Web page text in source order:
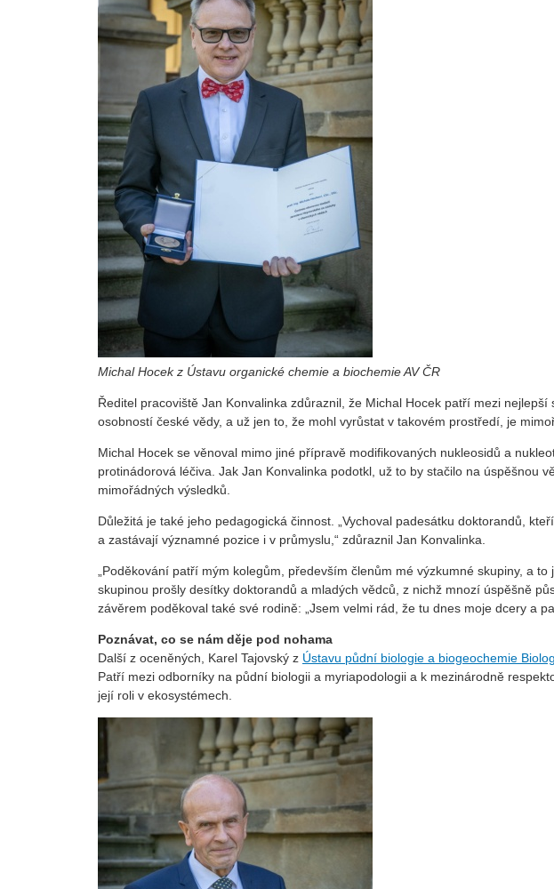
Michal Hocek z Ústavu organické chemie a biochemie AV ČR
Ředitel pracoviště Jan Konvalinka zdůraznil, že Michal Hocek patří mezi
osobností české vědy, a už jen to, že mohl vyrůstat v takovém prostředí, je
Michal Hocek se věnoval mimo jiné přípravě modifikovaných nukleosidů a
protinádorová léčiva. Jak Jan Konvalinka podotkl, už to by stačilo na úspěšnou
mimořádných výsledků.
Důležitá je také jeho pedagogická činnost. „Vychoval padesátku doktorandů,
a zastávají významné pozice i v průmyslu,“ zdůraznil Jan Konvalinka.
„Poděkování patří mým kolegům, především členům mé výzkumné skupiny, a
skupinou prošly desítky doktorandů a mladých vědců, z nichž mnozí úspěšně
závěrem poděkoval také své rodině: „Jsem velmi rád, že tu dnes moje dcery a
Poznávat, co se nám děje pod nohama
Další z oceněných, Karel Tajovský z Ústavu půdní biologie a biogeochemie
Patří mezi odborníky na půdní biologii a myriapodologii a k mezinárodně
její roli v ekosystémech.